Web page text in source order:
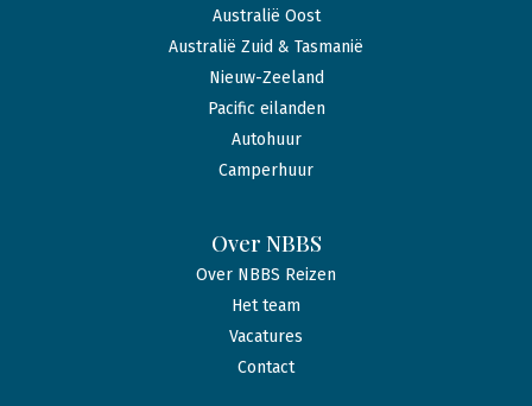
Australië Oost
Australië Zuid & Tasmanië
Nieuw-Zeeland
Pacific eilanden
Autohuur
Camperhuur
Over NBBS
Over NBBS Reizen
Het team
Vacatures
Contact